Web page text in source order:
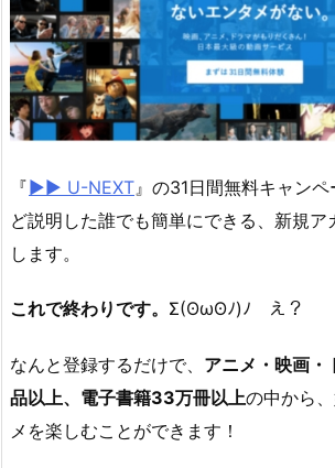
『▶︎▶︎ U-NEXT 』の31日間無料キャン
ど説明した誰でも簡単にできる、新規ア
します。
これで終わりです。 Σ(ʘωʘﾉ)ﾉ え？
なんと登録するだけで、 アニメ・映画・
品以上、電子書籍33万冊以上の中から
メを楽しむことができます！